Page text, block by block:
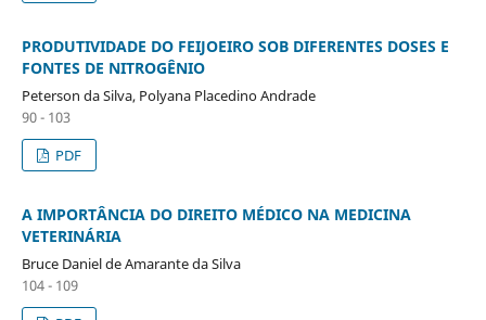
PRODUTIVIDADE DO FEIJOEIRO SOB DIFERENTES DOSES E
FONTES DE NITROGÊNIO
Peterson da Silva, Polyana Placedino Andrade
90 - 103
PDF
A IMPORTÂNCIA DO DIREITO MÉDICO NA MEDICINA
VETERINÁRIA
Bruce Daniel de Amarante da Silva
104 - 109